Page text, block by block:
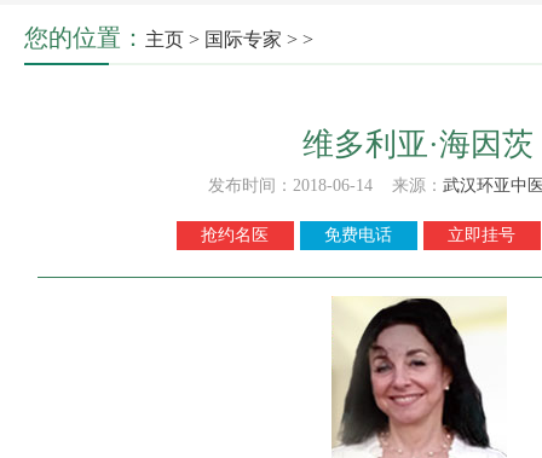
您的位置： 主页 > 国际专家 > >
维多利亚·海因茨
发布时间：2018-06-14 来源： 武汉环亚中
抢约名医 免费电话 立即挂号